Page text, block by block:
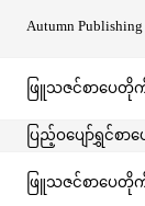
Autumn Publishing
ဖြူသဇင်စာပေတို
ပြည့်ဝပျော်ရွှင်စ
ဖြူသဇင်စာပေတို